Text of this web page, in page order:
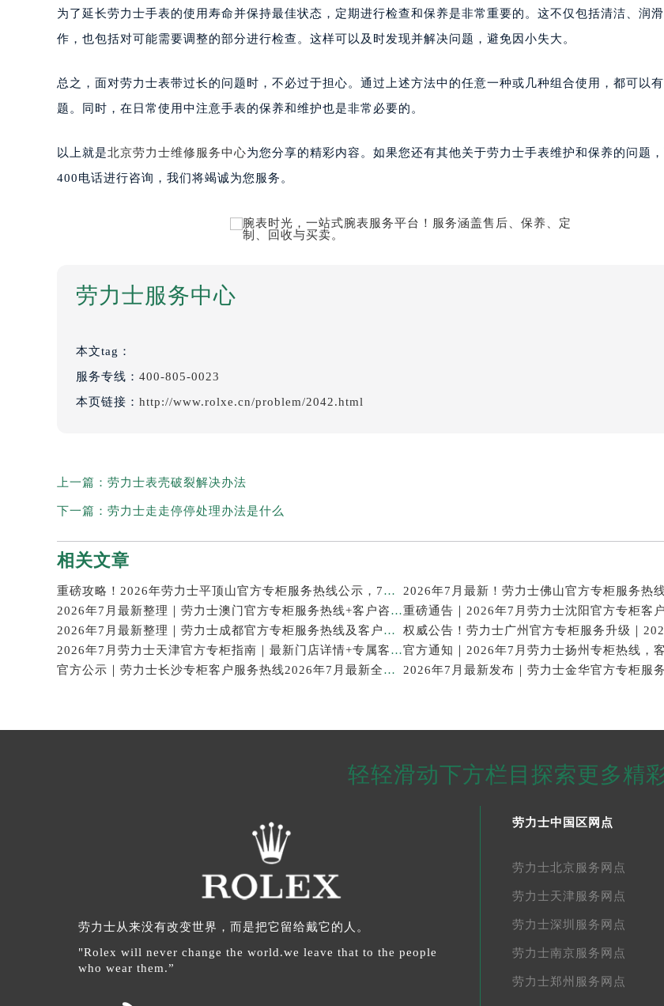
为了延长劳力士手表的使用寿命并保持最佳状态，定期进行检查和保养是非常重要的。这不仅包括清洁、润
作，也包括对可能需要调整的部分进行检查。这样可以及时发现并解决问题，避免因小失大。
总之，面对劳力士表带过长的问题时，不必过于担心。通过上述方法中的任意一种或几种组合使用，都可以
题。同时，在日常使用中注意手表的保养和维护也是非常必要的。
以上就是北京劳力士维修服务中心为您分享的精彩内容。如果您还有其他关于劳力士手表维护和保养的问题
400电话进行咨询，我们将竭诚为您服务。
劳力士服务中心
本文tag：
服务专线： 400-805-0023
本页链接： http://www.rolxe.cn/problem/2042.html
上一篇： 劳力士表壳破裂解决办法
下一篇： 劳力士走走停停处理办法是什么
相关文章
重磅攻略！2026年劳力士平顶山官方专柜服务热线公示，7月最新核验信息
2026年7月最新整理｜劳力士澳门官方专柜服务热线+客户咨询攻略
2026年7月最新整理｜劳力士成都官方专柜服务热线及客户指南
2026年7月劳力士天津官方专柜指南｜最新门店详情+专属客服热线，建议立即收藏
官方公示｜劳力士长沙专柜客户服务热线2026年7月最新全攻略
轻轻滑动下方栏目探索更多精
劳力士从来没有改变世界，而是把它留给戴它的人。
"Rolex will never change the world.we leave that to the people
who wear them.”
劳力士中国区网点
劳力士北京服务网点
劳力士天津服务网点
劳力士深圳服务网点
劳力士南京服务网点
劳力士郑州服务网点